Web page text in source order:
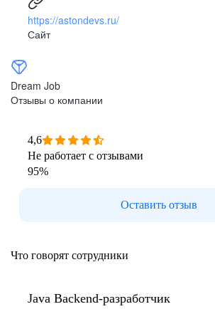
https://astondevs.ru/
Сайт
Dream Job
Отзывы о компании
4,6
Не работает с отзывами
95%
Оставить отзыв
Что говорят сотрудники
Java Backend-разработчик